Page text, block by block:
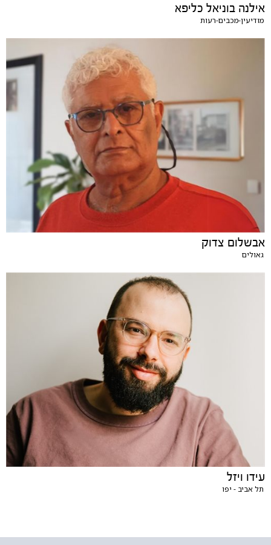
אילנה בוניאל כליפא
מודיעין-מכבים-רעות
אבשלום צדוק
גאולים
עידו ויזל
תל אביב - יפו